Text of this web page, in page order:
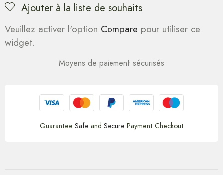
Ajouter à la liste de souhaits
Veuillez activer l'option Compare pour utiliser ce
widget.
Moyens de paiement sécurisés
Guarantee Safe and Secure Payment Checkout